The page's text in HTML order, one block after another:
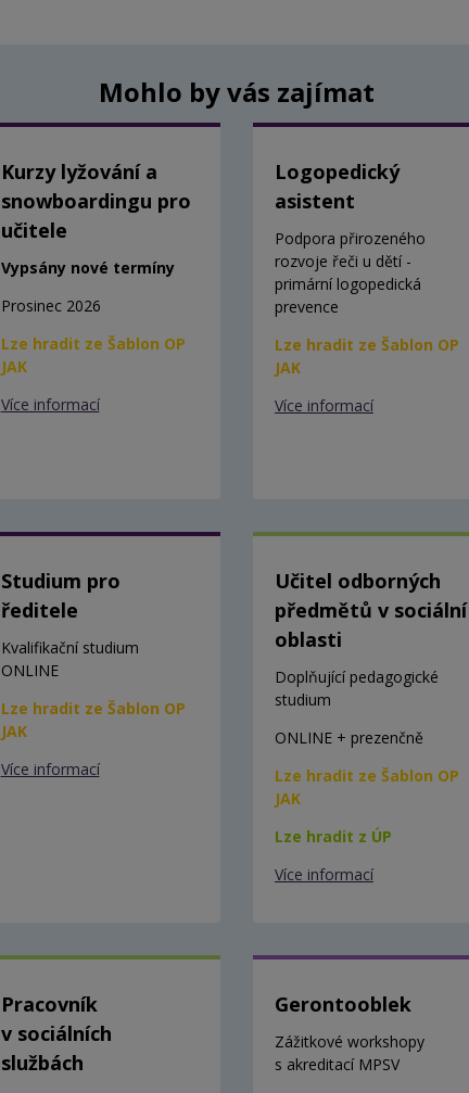
Mohlo by vás zajímat
Kurzy lyžování a
snowboardingu pro
učitele
Vypsány nové termíny
Prosinec 2026
Lze hradit ze Šablon OP
JAK
Více informací
Logopedický
asistent
Podpora přirozeného
rozvoje řeči u dětí -
primární logopedická
prevence
Lze hradit ze Šablon OP
JAK
Více informací
Studium pro
ředitele
Kvalifikační studium
ONLINE
Lze hradit ze Šablon OP
JAK
Více informací
Učitel odborných
předmětů v sociální
oblasti
Doplňující pedagogické
studium
ONLINE + prezenčně
Lze hradit ze Šablon OP
JAK
Lze hradit z ÚP
Více informací
Pracovník
v sociálních
službách
Gerontooblek
Zážitkové workshopy
s akreditací MPSV